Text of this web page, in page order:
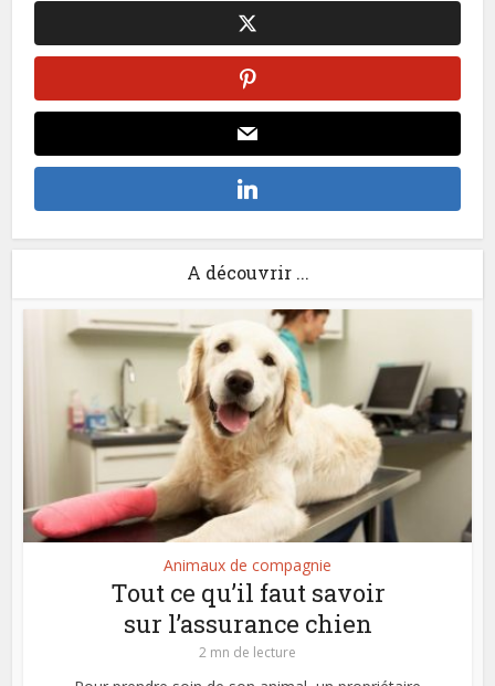
A découvrir ...
Animaux de compagnie
Tout ce qu’il faut savoir
sur l’assurance chien
2 mn de lecture